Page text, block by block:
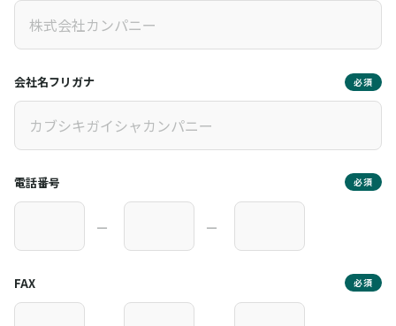
会社名フリガナ 必須
電話番号 必須
― ―
FAX 必須